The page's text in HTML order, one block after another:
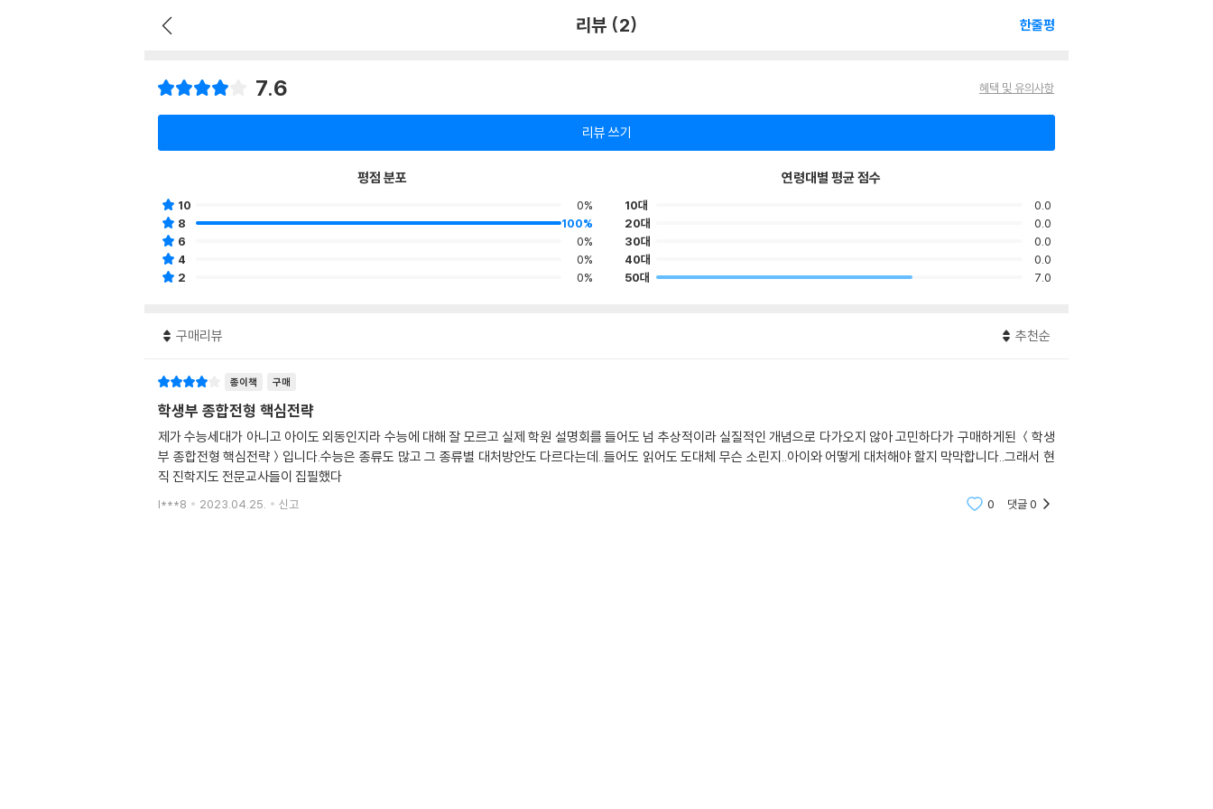
리뷰 (2) 한줄평
7.6 혜택 및 유의사항
리뷰 쓰기
평점 분포
10
0%
8
100%
6
0%
4
0%
2
0%
연령대별 평균 점수
10대
0.0
20대
0.0
30대
0.0
40대
0.0
50대
7.0
구매리뷰 추천순
종이책 구매
학생부 종합전형 핵심전략
제가 수능세대가 아니고 아이도 외동인지라 수능에 대해 잘 모르고 실제 학원 설명회를 들어도 넘 추상적이라 실질적인 개념으로 다가오지 않아 고민하다가 구매하게된 ＜학생
부 종합전형 핵심전략＞입니다.수능은 종류도 많고 그 종류별 대처방안도 다르다는데..들어도 읽어도 도대체 무슨 소린지..아이와 어떻게 대처해야 할지 막막합니다..그래서 현
직 진학지도 전문교사들이 집필했다
l***8 2023.04.25. 신고 0 댓글0